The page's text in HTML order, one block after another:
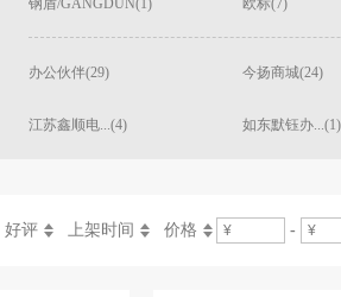
钢盾/GANGDUN(1) 欧标(7)
办公伙伴(29) 今扬商城(24)
江苏鑫顺电...(4) 如东默钰办...(1)
好评 上架时间 价格 -